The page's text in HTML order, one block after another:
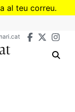
al teu correu.